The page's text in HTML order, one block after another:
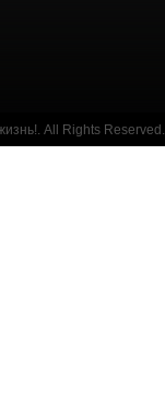
All Rights Reserved.